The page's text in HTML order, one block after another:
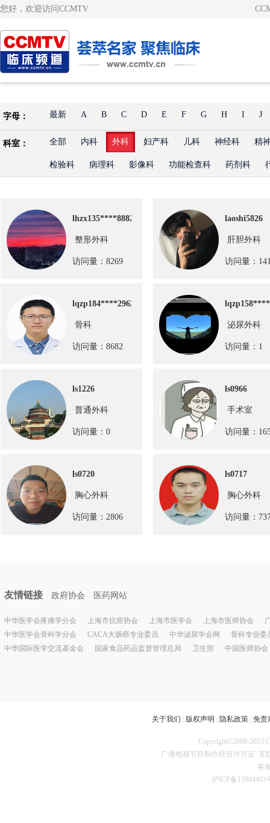
您好，欢迎访问CCMTV
字母： 最新 A B C D E F G H I J
科室： 全部 内科 外科 妇产科 儿科 神经科 精
检验科 病理科 影像科 功能检查科 药剂科
lhzx135****8882
整形外科
访问量：8269
laoshi5826
肝胆外科
访问量：
lqzp184****2962
骨科
访问量：8682
泌尿外科
访问量：1
ls1226
普通外科
访问量：0
ls0966
手术室
访问量：
ls0720
胸心外科
访问量：2806
ls0717
胸心外科
访问量：
友情链接 政府协会 医药网站
中华医学会疼痛学分会 上海市抗癌协会 上海市医学会 上海市医师协会
中华医学会骨科学分会
CACA大肠癌专业委员 中华泌尿学会网
骨科专业委
中华国际医学交流基金会
国家食品药品监督管理总局 卫生部 中国医师协会
关于我们 版权声明 隐私政策 免责
Copyright©2008-2023
广播电视节目制作经营许可证 互
客
沪ICP备11004463